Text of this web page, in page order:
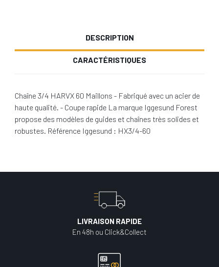
DESCRIPTION
CARACTÉRISTIQUES
Chaîne 3/4 HARVX 60 Maillons - Fabriqué avec un acier de
haute qualité. - Coupe rapide La marque Iggesund Forest
propose des modèles de guides et chaînes très solides et
robustes. Référence Iggesund : HX3/4-60
LIVRAISON RAPIDE
En 48h ou Click&Collect